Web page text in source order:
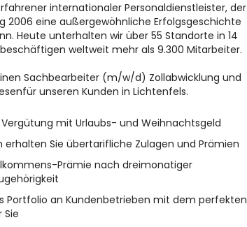
internationaler Personaldienstleister, der
2006 eine außergewöhnliche Erfolgsgeschichte
Heute unterhalten wir über 55 Standorte in 14
weltweit mehr als 9.300 Mitarbeiter.
Sachbearbeiter (m/w/d) Zollabwicklung und
unseren Kunden in Lichtenfels.
Vergütung mit Urlaubs- und Weihnachtsgeld
erhalten Sie übertarifliche Zulagen und Prämien
Prämie nach dreimonatiger
Portfolio an Kundenbetrieben mit dem perfekten